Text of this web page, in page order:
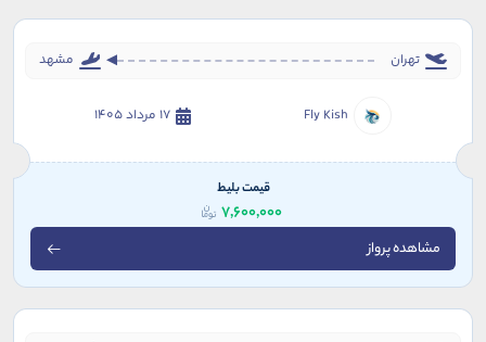
تهران مشهد
Fly Kish 17 مرداد 1405
قیمت بلیط
7,600,000
مشاهده پرواز